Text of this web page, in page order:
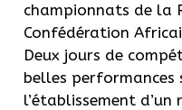
championnats de la
Confédération
Deux jours de
belles
l’établissement